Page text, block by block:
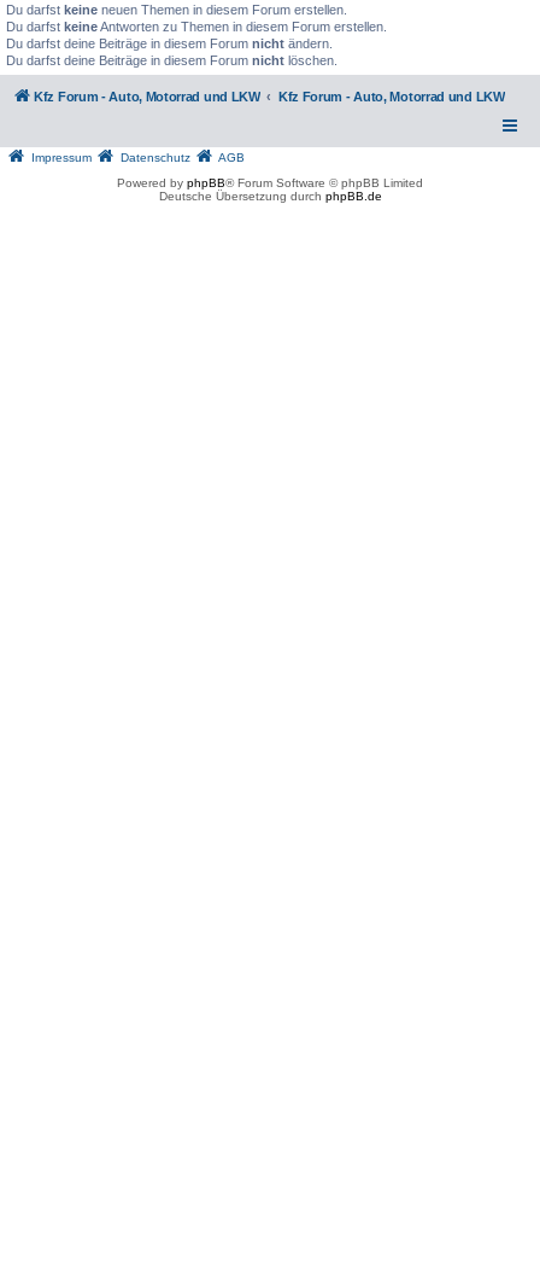
Du darfst keine neuen Themen in diesem Forum erstellen.
Du darfst keineAntworten zu Themen in diesem Forum erstellen.
Du darfst deine Beiträge in diesem Forum nicht ändern.
Du darfst deine Beiträge in diesem Forum nicht löschen.
Kfz Forum - Auto, Motorrad und LKW Kfz Forum - Auto, Motorrad und LKW
Impressum Datenschutz
AGB
Powered by phpBB® Forum Software © phpBB Limited
Deutsche Übersetzung durch phpBB.de